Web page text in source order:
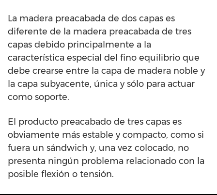
La madera preacabada de dos capas es
diferente de la madera preacabada de tres
capas debido principalmente a la
característica especial del fino equilibrio que
debe crearse entre la capa de madera noble y
la capa subyacente, única y sólo para actuar
como soporte.
El producto preacabado de tres capas es
obviamente más estable y compacto, como si
fuera un sándwich y, una vez colocado, no
presenta ningún problema relacionado con la
posible flexión o tensión.